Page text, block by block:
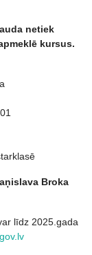
netiek
kursus.
Broka
līdz 2025.gada